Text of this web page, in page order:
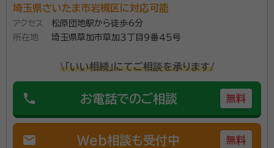
埼玉県さいたま市岩槻区に対応可能
アクセス
松原団地駅から徒歩6分
所在地
埼玉県草加市草加３丁目９番４５号
\「いい相続」にてご相談を承ります/
phone お電話でのご相談 無料
mail Web相談も受付中 無料